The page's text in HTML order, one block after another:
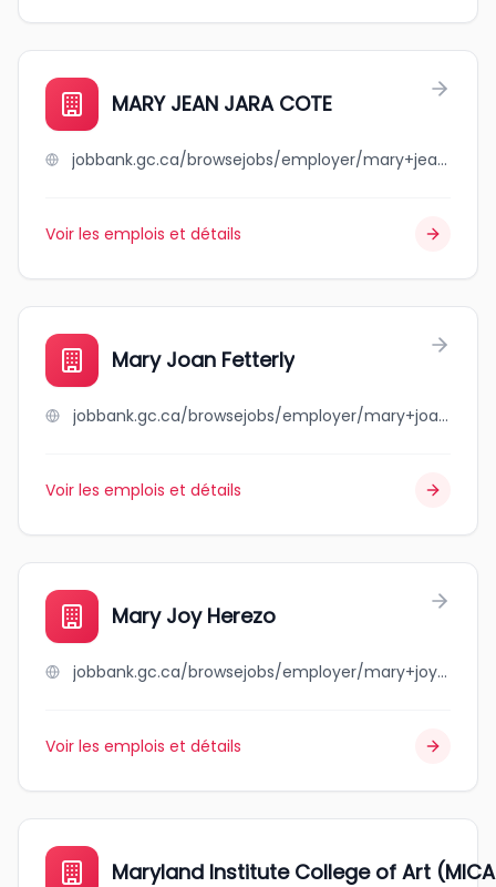
MARY JEAN JARA COTE
jobbank.gc.ca/browsejobs/employer/mary+jean+jara+cote/ca
Voir les emplois et détails
Mary Joan Fetterly
jobbank.gc.ca/browsejobs/employer/mary+joan+fetterly/ca
Voir les emplois et détails
Mary Joy Herezo
jobbank.gc.ca/browsejobs/employer/mary+joy+herezo/ca
Voir les emplois et détails
Maryland Institute College of Art